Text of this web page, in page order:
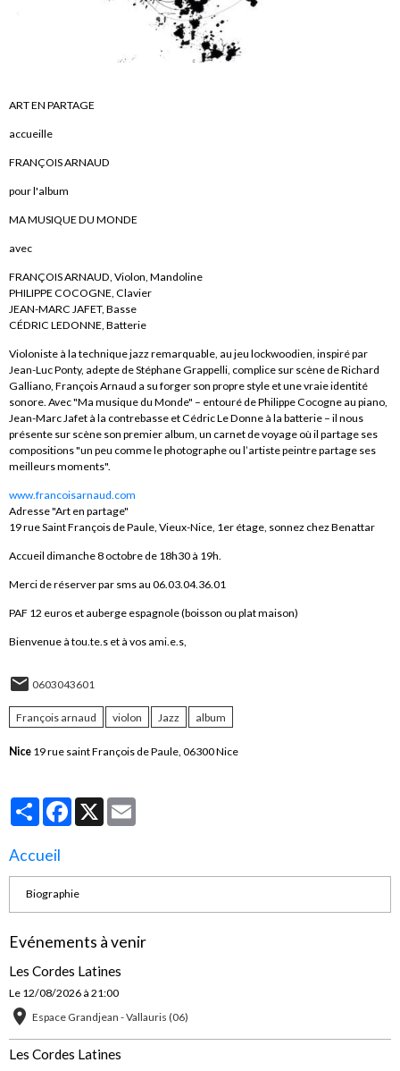
ART EN PARTAGE
accueille
FRANÇOIS ARNAUD
pour l'album
MA MUSIQUE DU MONDE
avec
FRANÇOIS ARNAUD, Violon, Mandoline
PHILIPPE COCOGNE, Clavier
JEAN-MARC JAFET, Basse
CÉDRIC LEDONNE, Batterie
Violoniste à la technique jazz remarquable, au jeu lockwoodien, inspiré par
Jean-Luc Ponty, adepte de Stéphane Grappelli, complice sur scène de Richard
Galliano, François Arnaud a su forger son propre style et une vraie identité
sonore. Avec "Ma musique du Monde" – entouré de Philippe Cocogne au piano,
Jean-Marc Jafet à la contrebasse et Cédric Le Donne à la batterie – il nous
présente sur scène son premier album, un carnet de voyage où il partage ses
compositions "un peu comme le photographe ou l’artiste peintre partage ses
meilleurs moments".
www.francoisarnaud.com
Adresse "Art en partage"
19 rue Saint François de Paule, Vieux-Nice, 1er étage, sonnez chez Benattar
Accueil dimanche 8 octobre de 18h30 à 19h.
Merci de réserver par sms au 06.03.04.36.01
PAF 12 euros et auberge espagnole (boisson ou plat maison)
Bienvenue à tou.te.s et à vos ami.e.s,
0603043601
François arnaud violon Jazz album
Nice 19 rue saint François de Paule, 06300 Nice
PartagerFacebook
X
Accueil
Biographie
Evénements à venir
Les Cordes Latines
Le 12/08/2026 à 21:00
Espace Grandjean - Vallauris (06)
Les Cordes Latines